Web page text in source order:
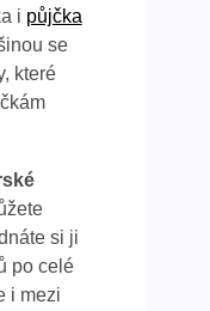
i půjčka
se
které
si ji
po celé
i mezi